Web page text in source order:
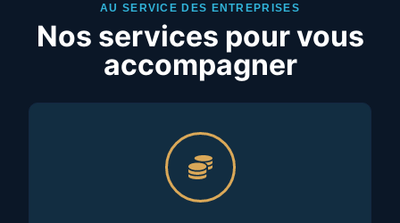
AU SERVICE DES ENTREPRISES
Nos services pour vous
accompagner